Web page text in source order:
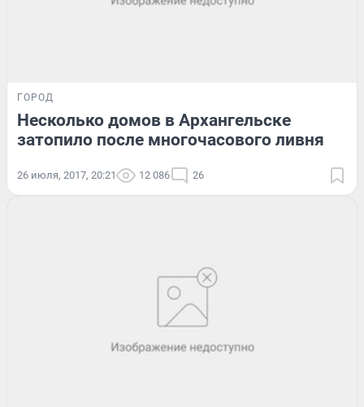
ГОРОД
Несколько домов в Архангельске
затопило после многочасового ливня
26 июля, 2017, 20:21 12 086 26